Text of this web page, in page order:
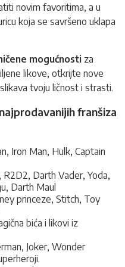
novim favoritima, a u
koja se savršeno uklapa
mogućnosti za
likove, otkrijte nove
tvoju ličnost i strasti.
franšiza
Iron Man, Hulk, Captain
Darth Vader, Yoda,
Darth Maul
princeze, Stitch, Toy
bića i likovi iz
Joker, Wonder